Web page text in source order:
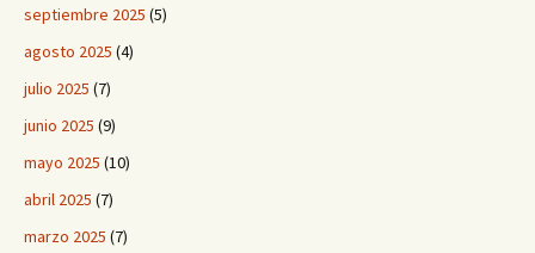
septiembre 2025 (5)
agosto 2025 (4)
julio 2025 (7)
junio 2025 (9)
mayo 2025 (10)
abril 2025 (7)
marzo 2025 (7)